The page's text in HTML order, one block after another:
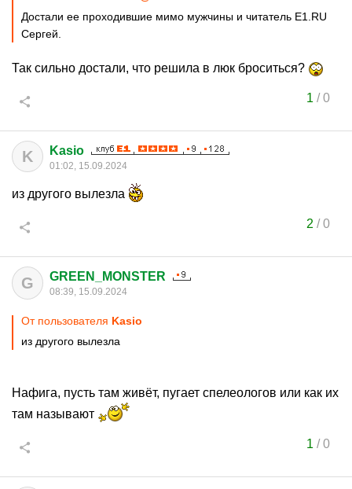
Достали ее проходившие мимо мужчины и читатель E1.RU
Сергей.
Так сильно достали, что решила в люк броситься?
1 /0
K Kasio
01:02, 15.09.2024
из другого вылезла
2 /0
G GREEN_MONSTER
08:39, 15.09.2024
От пользователя Kasio
из другого вылезла
Нафига, пусть там живёт, пугает спелеологов или как их
там называют
1 /0